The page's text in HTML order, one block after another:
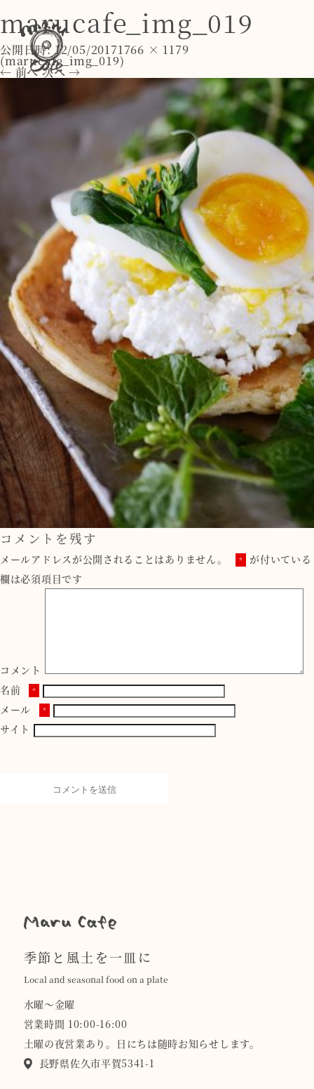
marucafe_img_019
公開日時: 12/05/20171766 × 1179
(marucafe_img_019)
← 前へ 次へ →
コメントを残す
メールアドレスが公開されることはありません。 *
が付いている
欄は必須項目です
コメント
名前
*
メール *
サイト
季節と風土を一皿に
Local and seasonal food on a plate
水曜〜金曜
営業時間 10:00-16:00
土曜の夜営業あり。日にちは随時お知らせします。
長野県佐久市平賀5341-1